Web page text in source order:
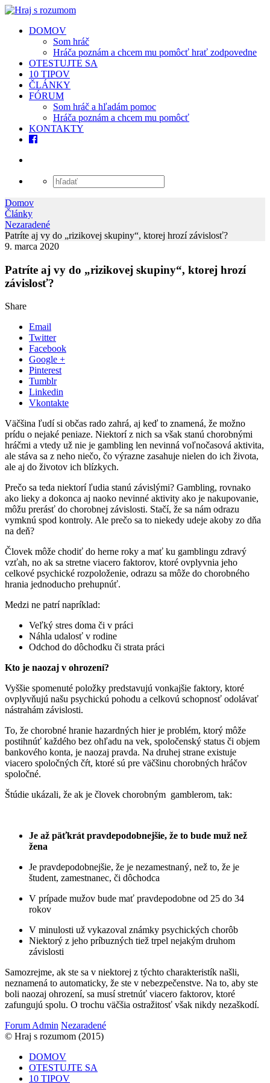
DOMOV
Som hráč
Hráča poznám a chcem mu pomôcť hrať zodpovedne
OTESTUJTE SA
10 TIPOV
ČLÁNKY
FÓRUM
Som hráč a hľadám pomoc
Hráča poznám a chcem mu pomôcť
KONTAKTY
Domov
Články
Nezaradené
Patríte aj vy do „rizikovej skupiny“, ktorej hrozí závislosť?
9. marca 2020
Patríte aj vy do „rizikovej skupiny“, ktorej hrozí
závislosť?
Share
Email
Twitter
Facebook
Google +
Pinterest
Tumblr
Linkedin
Vkontakte
Väčšina ľudí si občas rado zahrá, aj keď to znamená, že možno
prídu o nejaké peniaze. Niektorí z nich sa však stanú chorobnými
hráčmi a vtedy už nie je gambling len nevinná voľnočasová aktivita,
ale stáva sa z neho niečo, čo výrazne zasahuje nielen do ich života,
ale aj do životov ich blízkych.
Prečo sa teda niektorí ľudia stanú závislými? Gambling, rovnako
ako lieky a dokonca aj naoko nevinné aktivity ako je nakupovanie,
môžu prerásť do chorobnej závislosti. Stačí, že sa nám odrazu
vymknú spod kontroly. Ale prečo sa to niekedy udeje akoby zo dňa
na deň?
Človek môže chodiť do herne roky a mať ku gamblingu zdravý
vzťah, no ak sa stretne viacero faktorov, ktoré ovplyvnia jeho
celkové psychické rozpoloženie, odrazu sa môže do chorobného
hrania jednoducho prehupnúť.
Medzi ne patrí napríklad:
Veľký stres doma či v práci
Náhla udalosť v rodine
Odchod do dôchodku či strata práci
Kto je naozaj v ohrození?
Vyššie spomenuté položky predstavujú vonkajšie faktory, ktoré
ovplyvňujú našu psychickú pohodu a celkovú schopnosť odolávať
nástrahám závislosti.
To, že chorobné hranie hazardných hier je problém, ktorý môže
postihnúť každého bez ohľadu na vek, spoločenský status či objem
bankového konta, je naozaj pravda. Na druhej strane existuje
viacero spoločných čŕt, ktoré sú pre väčšinu chorobných hráčov
spoločné.
Štúdie ukázali, že ak je človek chorobným gamblerom, tak:
Je až päťkrát pravdepodobnejšie, že to bude muž než
žena
Je pravdepodobnejšie, že je nezamestnaný, než to, že je
študent, zamestnanec, či dôchodca
V prípade mužov bude mať pravdepodobne od 25 do 34
rokov
V minulosti už vykazoval známky psychických chorôb
Niektorý z jeho príbuzných tiež trpel nejakým druhom
závislosti
Samozrejme, ak ste sa v niektorej z týchto charakteristík našli,
neznamená to automaticky, že ste v nebezpečenstve. Na to, aby ste
boli naozaj ohrození, sa musí stretnúť viacero faktorov, ktoré
zafungujú spolu. O trochu väčšia ostražitosť však nikdy nezaškodí.
Forum Admin Nezaradené
© Hraj s rozumom (2015)
DOMOV
OTESTUJTE SA
10 TIPOV